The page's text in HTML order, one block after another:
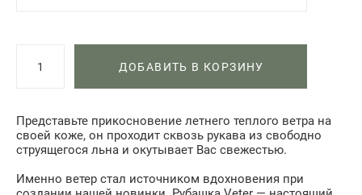
ДОБАВИТЬ В КОРЗИНУ
Представьте прикосновение летнего теплого ветра на
своей коже, он проходит сквозь рукава из свободно
струящегося льна и окутывает Вас свежестью.
Именно ветер стал источником вдохновения при